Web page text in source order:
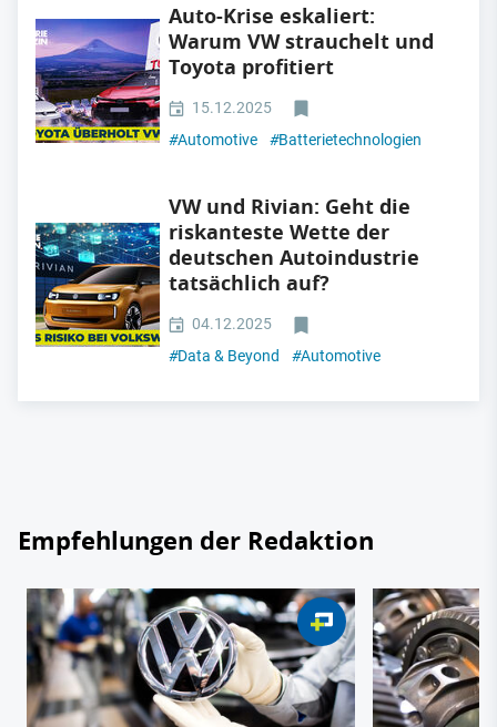
Auto-Krise eskaliert:
Warum VW strauchelt und
Toyota profitiert
15.12.2025
#Automotive #Batterietechnologien
VW und Rivian: Geht die
riskanteste Wette der
deutschen Autoindustrie
tatsächlich auf?
04.12.2025
#Data & Beyond #Automotive
Empfehlungen der Redaktion